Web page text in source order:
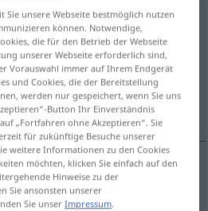
anklicken/antippen)
lenken
Sie unsere Webseite bestmöglich nutzen
können. Notwendige,
die für den Betrieb der Webseite
unserer Webseite erforderlich sind,
Vorauswahl immer auf Ihrem Endgerät
und Cookies, die der Bereitstellung
werden nur gespeichert, wenn Sie uns
Button Ihr Einverständnis
„Fortfahren ohne Akzeptieren“. Sie
für zukünftige Besuche unserer
weitere Informationen zu den Cookies
möchten, klicken Sie einfach auf den
Hinweise zu der
Sie ansonsten unserer
Sie unserImpressum.